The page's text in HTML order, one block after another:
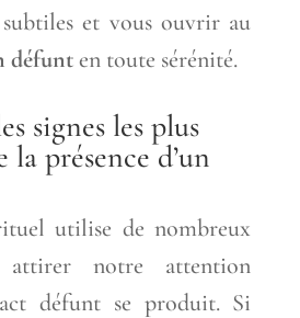
et vous ouvrir au
défunten toute sérénité.
signes les plus
la présence d’un
utilise de nombreux
attirer notre attention
défunt se produit. Si